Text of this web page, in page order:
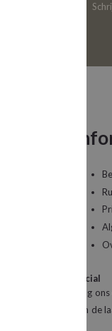
Social
Volg
van de